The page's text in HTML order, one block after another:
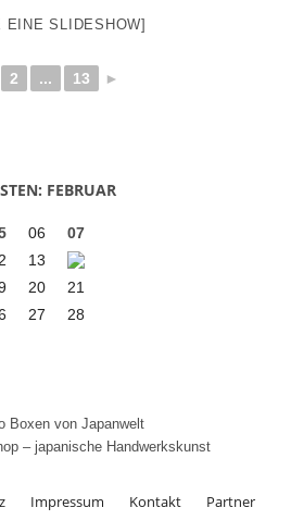
EINE SLIDESHOW]
2 ... 13 ►
FEBRUAR
06
07
13
20
21
27 28
Impressum Kontakt
Partner